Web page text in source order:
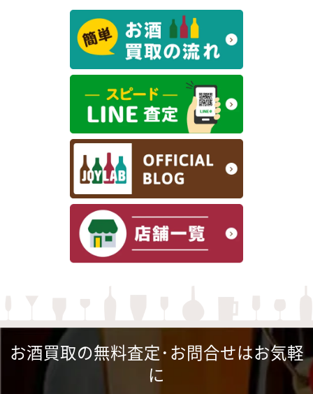
お酒買取の無料査定･お問合せはお気軽
に